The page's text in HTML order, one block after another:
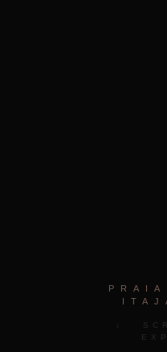
PRAIA
↓